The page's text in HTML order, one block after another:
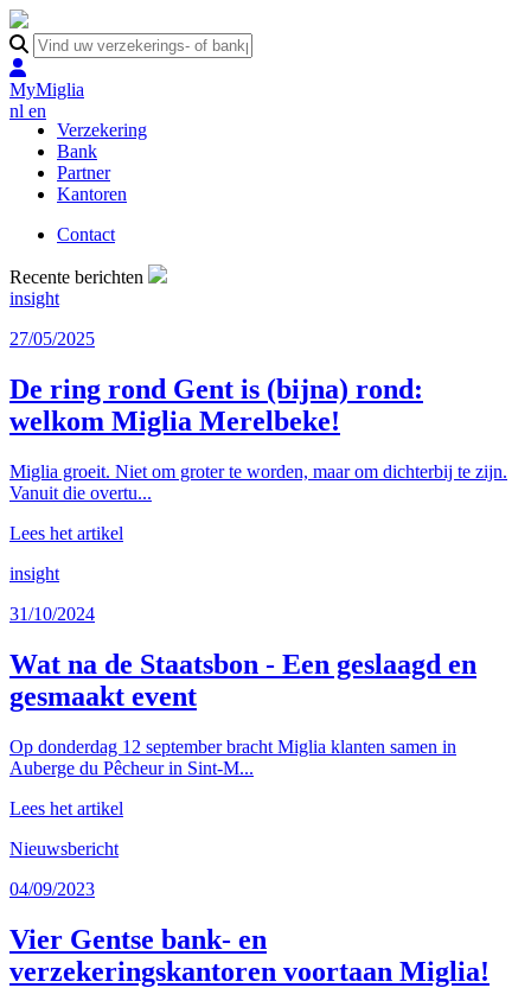
MyMiglia
nl en
Verzekering
Bank
Partner
Kantoren
Contact
Recente berichten
insight
27/05/2025
De ring rond Gent is (bijna) rond:
welkom Miglia Merelbeke!
Miglia groeit. Niet om groter te worden, maar om dichterbij te zijn.
Vanuit die overtu...
Lees het artikel
insight
31/10/2024
Wat na de Staatsbon - Een geslaagd en
gesmaakt event
Op donderdag 12 september bracht Miglia klanten samen in
Auberge du Pêcheur in Sint-M...
Lees het artikel
Nieuwsbericht
04/09/2023
Vier Gentse bank- en
verzekeringskantoren voortaan Miglia!